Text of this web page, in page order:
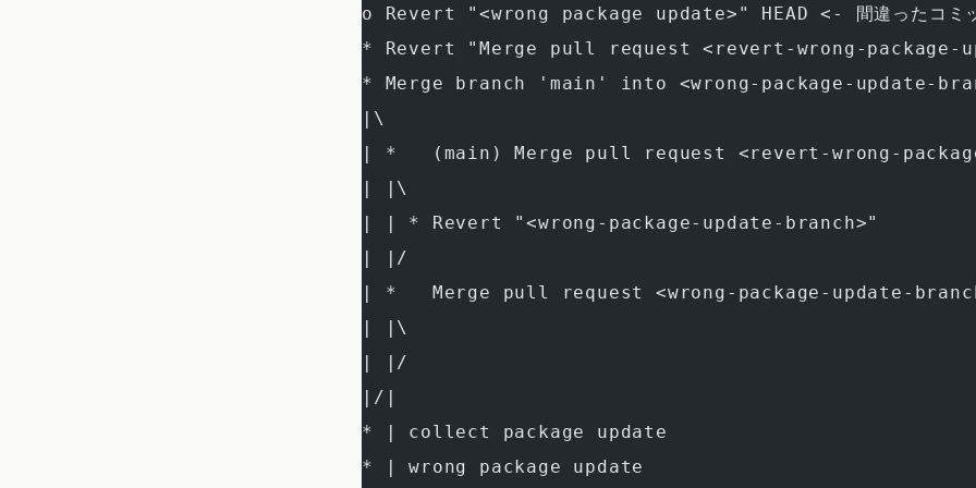
o Revert "<wrong package update>" HEAD <- 間違ったコミッ
* Revert "Merge pull request <revert-wrong-package-
* Merge branch 'main' into <wrong-package-update-
|\
| *   (main) Merge pull request <revert-wrong-
| |\
| | * Revert "<wrong-package-update-branch>"
| |/
| *   Merge pull request <wrong-package-update-
| |\
| |/
|/|
* | collect package update
* | wrong package update